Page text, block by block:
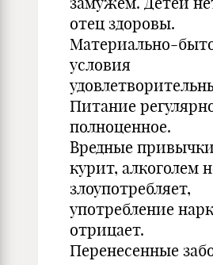
отец здоровы.
Материально-
условия
Питание
полноценное.
Вредные
курит, алкоголем
злоупотребляет,
употребление
отрицает.
Перенесенные